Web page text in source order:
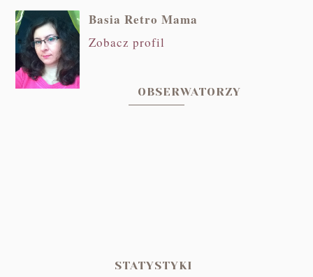
Basia Retro Mama
Zobacz profil
OBSERWATORZY
STATYSTYKI